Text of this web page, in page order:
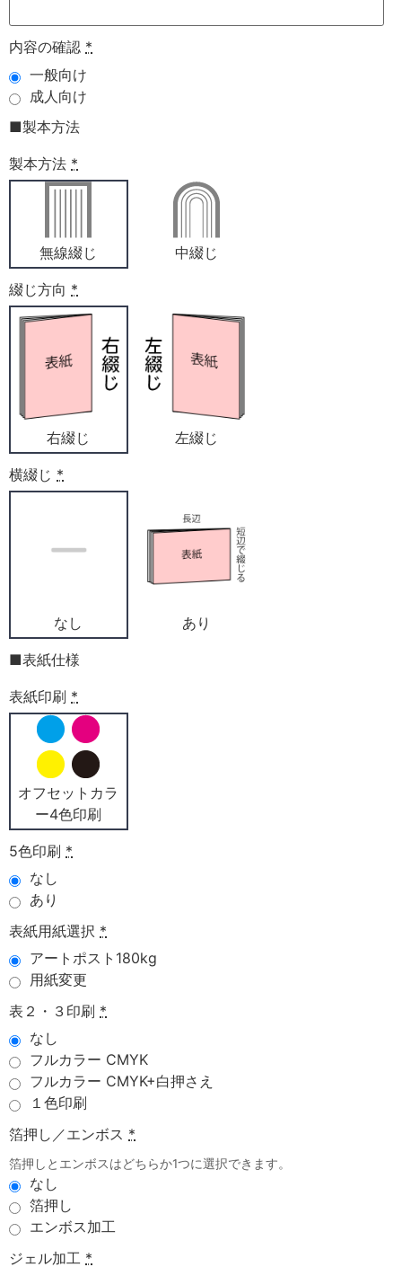
内容の確認 *
一般向け
成人向け
■製本方法
製本方法 *
無線綴じ 中綴じ
綴じ方向 *
右綴じ 左綴じ
横綴じ *
なし あり
■表紙仕様
表紙印刷 *
オフセットカラ
ー4色印刷
5色印刷 *
なし
あり
表紙用紙選択 *
アートポスト180kg
用紙変更
表２・３印刷 *
なし
フルカラー CMYK
フルカラー CMYK+白押さえ
１色印刷
箔押し／エンボス *
箔押しとエンボスはどちらか1つに選択できます。
なし
箔押し
エンボス加工
ジェル加工 *